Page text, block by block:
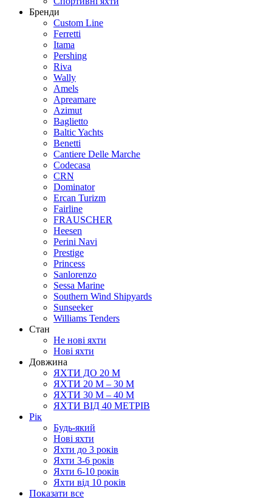
Бренди
Custom Line
Ferretti
Itama
Pershing
Riva
Wally
Amels
Apreamare
Azimut
Baglietto
Baltic Yachts
Benetti
Сantiere Delle Marche
Codecasa
CRN
Dominator
Ercan Turizm
Fairline
FRAUSCHER
Heesen
Perini Navi
Prestige
Princess
Sanlorenzo
Sessa Marine
Southern Wind Shipyards
Sunseeker
Williams Tenders
Cтан
Не нові яхти
Нові яхти
Довжина
ЯХТИ ДО 20 М
ЯХТИ 20 М – 30 М
ЯХТИ 30 М – 40 М
ЯХТИ ВІД 40 МЕТРІВ
Рік
Будь-який
Нові яхти
Яхти до 3 років
Яхти 3-6 рокiв
Яхти 6-10 рокiв
Яхти від 10 років
Показати все